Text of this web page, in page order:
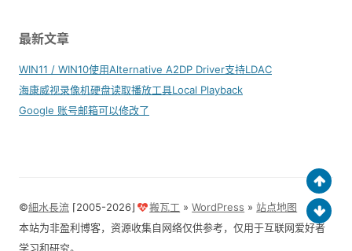
最新文章
WIN11 / WIN10使用Alternative A2DP Driver支持LDAC
海康威视录像机硬盘读取播放工具Local Playback
Google 账号邮箱可以修改了
©細水長流 ⌈2005-2026⌋ 搬瓦工 »WordPress »站点地图
本站为非盈利博客，资源收集自网络仅供参考，仅用于互联网爱好者
学习和研究。